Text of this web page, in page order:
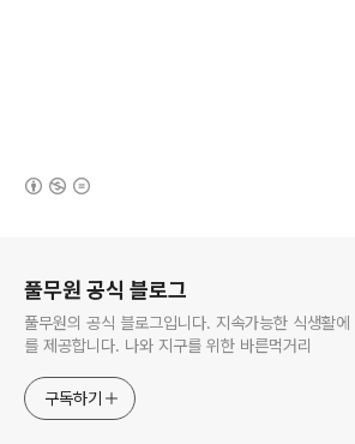
풀무원 공식 블로그
풀무원의 공식 블로그입니다. 지속가능한 식생활
를 제공합니다. 나와 지구를 위한 바른먹거리
구독하기